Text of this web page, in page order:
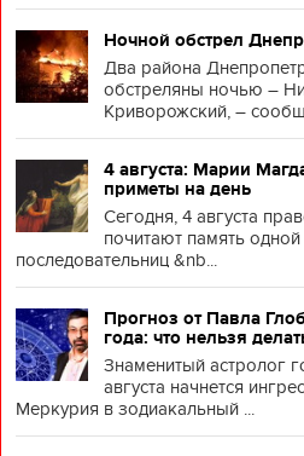
Ночной обстрел
Два района
обстреляны ночью –
Криворожский, –
4 августа: Марии
приметы на день
Сегодня, 4 августа
почитают память
последовательниц &nb...
Прогноз от Павла
года: что нельзя
Знаменитый астролог
августа начнется
Меркурия в зодиакальный ...